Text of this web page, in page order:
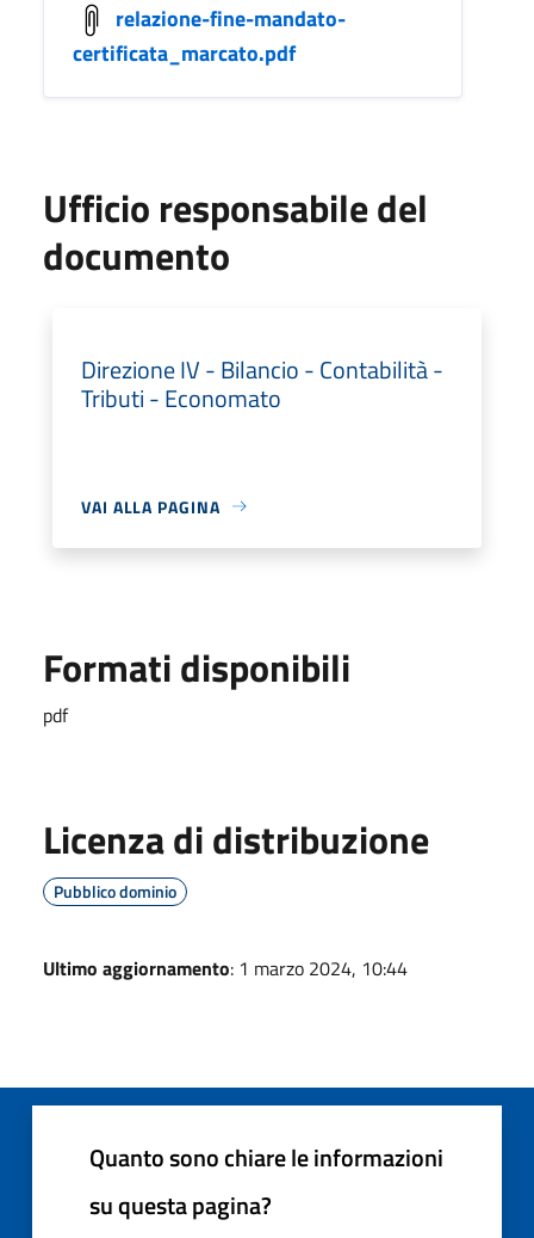
relazione-fine-mandato-
certificata_marcato.pdf
Ufficio responsabile del
documento
Direzione IV - Bilancio - Contabilità -
Tributi - Economato
VAI ALLA PAGINA
Formati disponibili
pdf
Licenza di distribuzione
Pubblico dominio
Ultimo aggiornamento: 1 marzo 2024, 10:44
Quanto sono chiare le informazioni
su questa pagina?